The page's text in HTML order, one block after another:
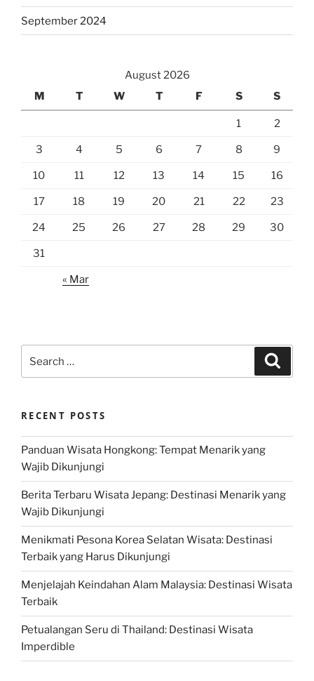
September 2024
August 2026
M
T W T F S S
1 2
3 4 5 6 7 8 9
10 11 12 13 14 15 16
17 18 19 20 21 22 23
24 25 26 27 28 29 30
31
« Mar
for:
RECENT POSTS
Panduan Wisata Hongkong: Tempat Menarik yang
Wajib Dikunjungi
Berita Terbaru Wisata Jepang: Destinasi Menarik yang
Wajib Dikunjungi
Menikmati Pesona Korea Selatan Wisata: Destinasi
Terbaik yang Harus Dikunjungi
Menjelajah Keindahan Alam Malaysia: Destinasi Wisata
Terbaik
Petualangan Seru di Thailand: Destinasi Wisata
Imperdible